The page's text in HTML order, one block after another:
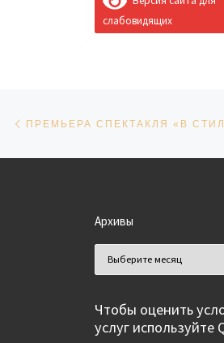
слабовидящих
Навигация по
ПРЕМЬЕРА СПЕКТАКЛЯ «В
Архивы
Чтобы оценить
услуг используйте